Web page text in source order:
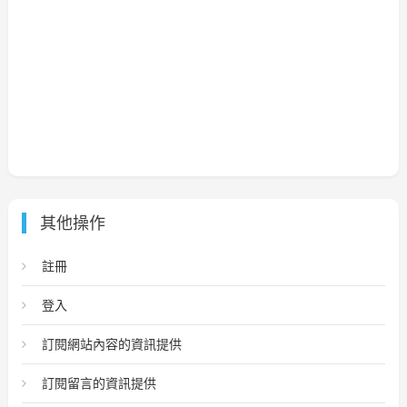
其他操作
註冊
登入
訂閱網站內容的資訊提供
訂閱留言的資訊提供